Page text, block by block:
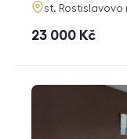
adresa
st. Rostislavovo
cena
23 000 Kč